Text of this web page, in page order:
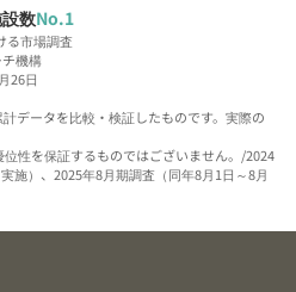
数No.1
る市場調査
機構
26日
データを比較・検証したものです。実際の
性を保証するものではございません。/2024
施）、2025年8月期調査（同年8月1日～8月